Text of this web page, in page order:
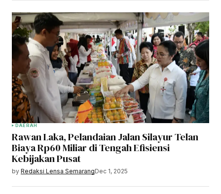
DAERAH
Rawan Laka, Pelandaian Jalan Silayur Telan
Biaya Rp60 Miliar di Tengah Efisiensi
Kebijakan Pusat
by Redaksi Lensa SemarangDec 1, 2025